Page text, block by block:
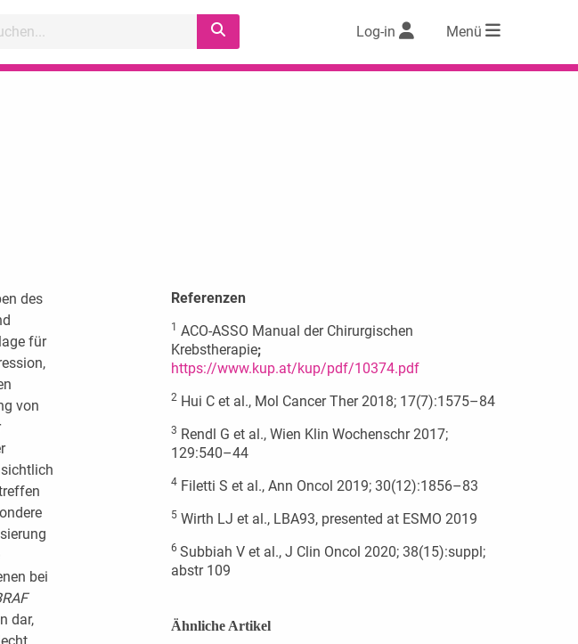
Log-in Menü
des
für
von
bei
dar,
Referenzen
1 ACO-ASSO Manual der Chirurgischen
Krebstherapie;
https://www.kup.at/kup/pdf/10374.pdf
2Hui C et al., Mol Cancer Ther 2018; 17(7):1575–84
3 Rendl G et al., Wien Klin Wochenschr 2017;
129:540–44
4Filetti S et al., Ann Oncol 2019; 30(12):1856–83
5Wirth LJ et al., LBA93, presented at ESMO 2019
6 Subbiah V et al., J Clin Oncol 2020; 38(15):suppl;
abstr 109
Ähnliche Artikel